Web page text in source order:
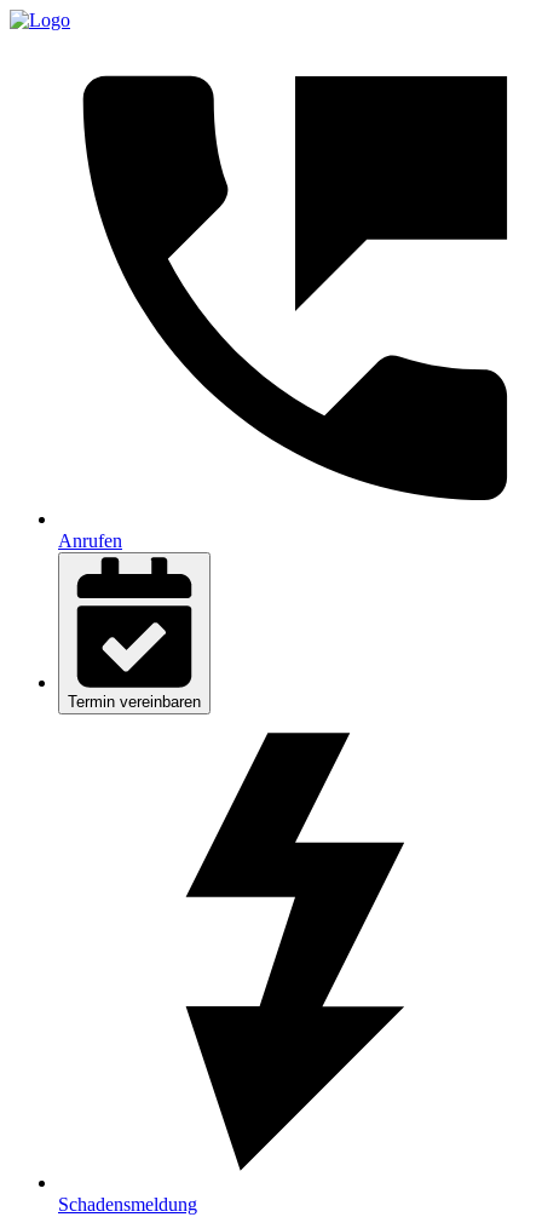
Anrufen
Termin vereinbaren
Schadensmeldung